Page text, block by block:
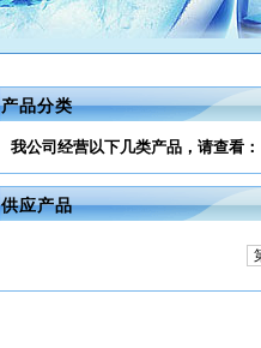
产品分类
我公司经营以下几类产品，请查看：
供应产品